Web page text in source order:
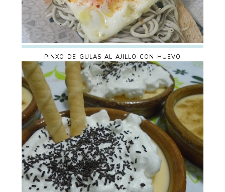
PINXO DE GULAS AL AJILLO CON HUEVO